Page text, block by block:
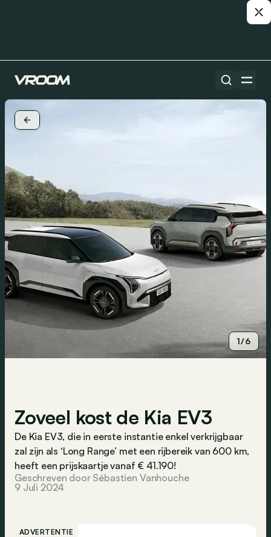
1/6
Zoveel kost de Kia EV3
De Kia EV3, die in eerste instantie enkel verkrijgbaar
zal zijn als ‘Long Range’ met een rijbereik van 600 km,
heeft een prijskaartje vanaf € 41.190!
Geschreven door Sébastien Vanhouche
9 Juli 2024
ADVERTENTIE